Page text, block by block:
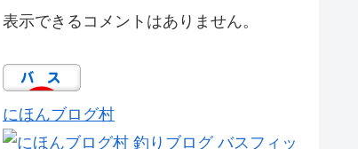
表示できるコメントはありません。
にほんブログ村